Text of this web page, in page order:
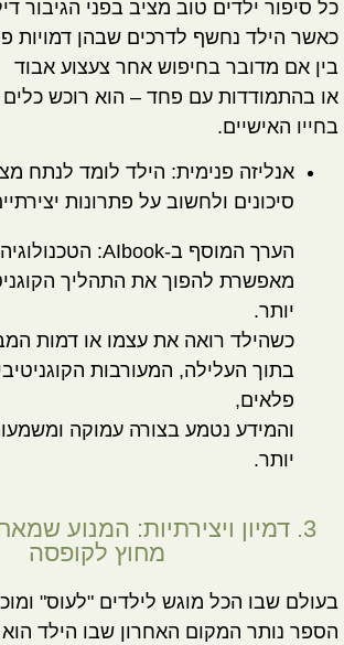
כל סיפור ילדים טוב מציב בפני הגיבור
כאשר הילד נחשף לדרכים שבהן דמויות
בין אם מדובר בחיפוש אחר צעצוע אבוד
או בהתמודדות עם פחד – הוא רוכש כלים
בחייו האישיים.
אנליזה פנימית: הילד לומד לנתח
סיכונים ולחשוב על פתרונות
הערך המוסף ב-AIbook:
מאפשרת להפוך את התהליך
יותר.
כשהילד רואה את עצמו או דמות
בתוך העלילה, המעורבות
פלאים,
והמידע נטמע בצורה עמוקה
יותר.
3. דמיון ויצירתיות: המנוע
מחוץ לקופסה
בעולם שבו הכל מוגש לילדים "לעוס"
הספר נותר המקום האחרון שבו הילד הוא